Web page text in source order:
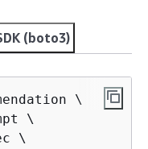
(boto3)
\
\
\